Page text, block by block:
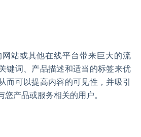
站或其他在线平台带来巨大的流
键词、产品描述和适当的标签来优
而可以提高内容的可见性，并吸引
产品或服务相关的用户。